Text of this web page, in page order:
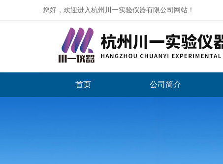
您好，欢迎进入杭州川一实验仪器有限公司网站！
首页 公司简介